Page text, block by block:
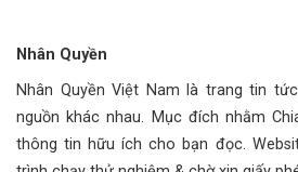
Nhân Quyền
Nhân Quyền Việt Nam là trang tin
nguồn khác nhau. Mục đích nhằm
thông tin hữu ích cho bạn đọc.